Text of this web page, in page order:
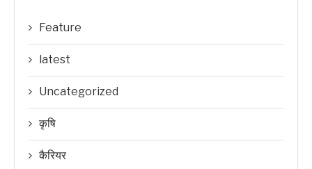
Feature
latest
Uncategorized
कृषि
कैरियर